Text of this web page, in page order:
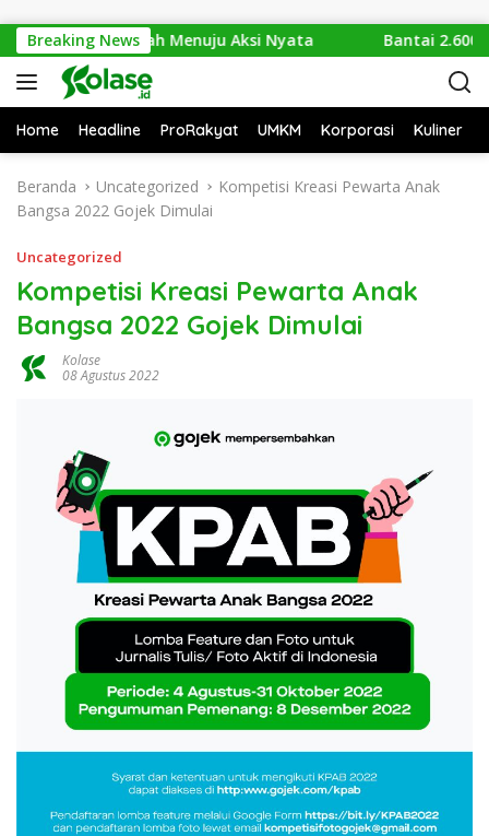
Breaking News
Isu Sampah Menuju Aksi Nyata Bantai 2.600
Home Headline ProRakyat UMKM Korporasi Kuliner
Beranda Uncategorized
Kompetisi Kreasi Pewarta Anak
Bangsa 2022 Gojek Dimulai
Uncategorized
Kompetisi Kreasi Pewarta Anak
Bangsa 2022 Gojek Dimulai
Kolase
08 Agustus 2022